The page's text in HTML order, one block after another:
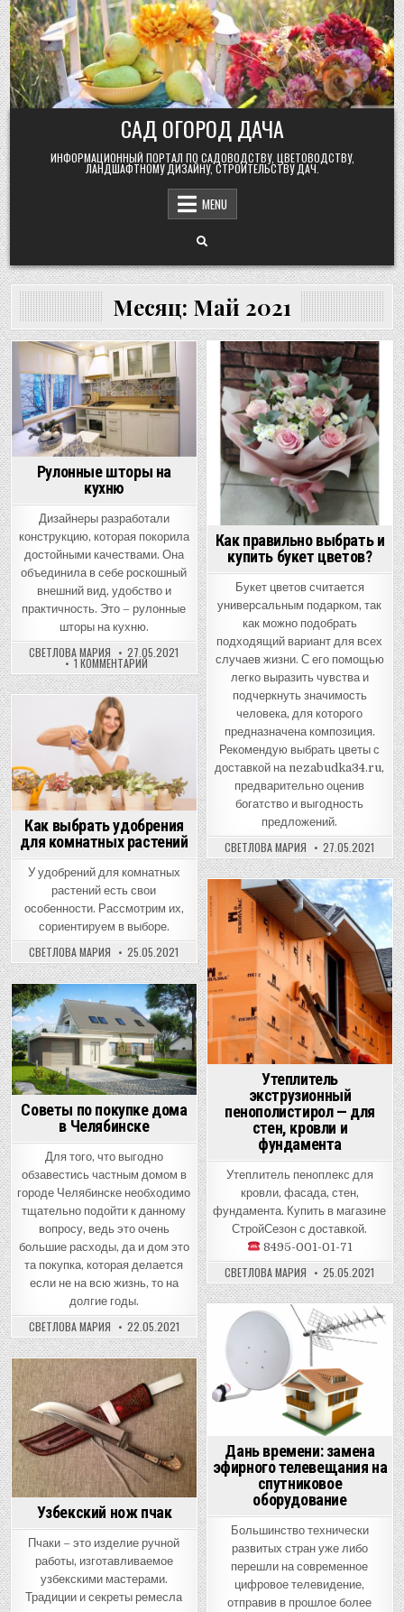
Skip
to
content
САД ОГОРОД ДАЧА
ИНФОРМАЦИОННЫЙ ПОРТАЛ ПО САДОВОДСТВУ, ЦВЕТОВОДСТВУ,
ЛАНДШАФТНОМУ ДИЗАЙНУ, СТРОИТЕЛЬСТВУ ДАЧ.
MENU
Месяц: Май 2021
Posted
in
Рулонные шторы на
кухню
Дизайнеры разработали
конструкцию, которая покорила
достойными качествами. Она
объединила в себе роскошный
внешний вид, удобство и
практичность. Это – рулонные
шторы на кухню.
СВЕТЛОВА МАРИЯ 27.05.2021
1 КОММЕНТАРИЙК
ЗАПИСИ
РУЛОННЫЕ
ШТОРЫ
Posted
in
Как правильно выбрать и
купить букет цветов?
Букет цветов считается
универсальным подарком, так
как можно подобрать
подходящий вариант для всех
случаев жизни. С его помощью
легко выразить чувства и
подчеркнуть значимость
человека, для которого
предназначена композиция.
Рекомендую выбрать цветы с
доставкой на nezabudka34.ru,
предварительно оценив
богатство и выгодность
предложений.
СВЕТЛОВА МАРИЯ 27.05.2021
Posted
Как выбрать удобрения
для комнатных растений
У удобрений для комнатных
растений есть свои
особенности. Рассмотрим их,
сориентируем в выборе.
СВЕТЛОВА МАРИЯ 25.05.2021
Posted
in
Утеплитель
экструзионный
пенополистирол — для
стен, кровли и
фундамента
Утеплитель пеноплекс для
кровли, фасада, стен,
фундамента. Купить в магазине
СтройСезон с доставкой.
8495-001-01-71
СВЕТЛОВА МАРИЯ 25.05.2021
Posted
in
Советы по покупке дома
в Челябинске
Для того, что выгодно
обзавестись частным домом в
городе Челябинске необходимо
тщательно подойти к данному
вопросу, ведь это очень
большие расходы, да и дом это
та покупка, которая делается
если не на всю жизнь, то на
долгие годы.
СВЕТЛОВА МАРИЯ 22.05.2021
Дань времени: замена
эфирного телевещания на
спутниковое
оборудование
Большинство технически
развитых стран уже либо
перешли на современное
цифровое телевидение,
отправив в прошлое более
Posted
in
Узбекский нож пчак
Пчаки – это изделие ручной
работы, изготавливаемое
узбекскими мастерами.
Традиции и секреты ремесла